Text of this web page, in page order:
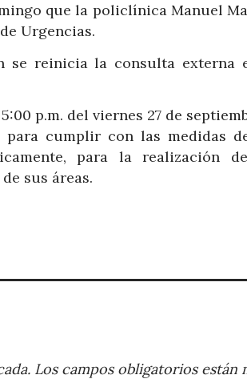
que la policlínica Manuel
Urgencias.
se reinicia la consulta externa
p.m. del viernes 27 de
cumplir con las medidas
para la realización
sus áreas.
Los campos obligatorios están